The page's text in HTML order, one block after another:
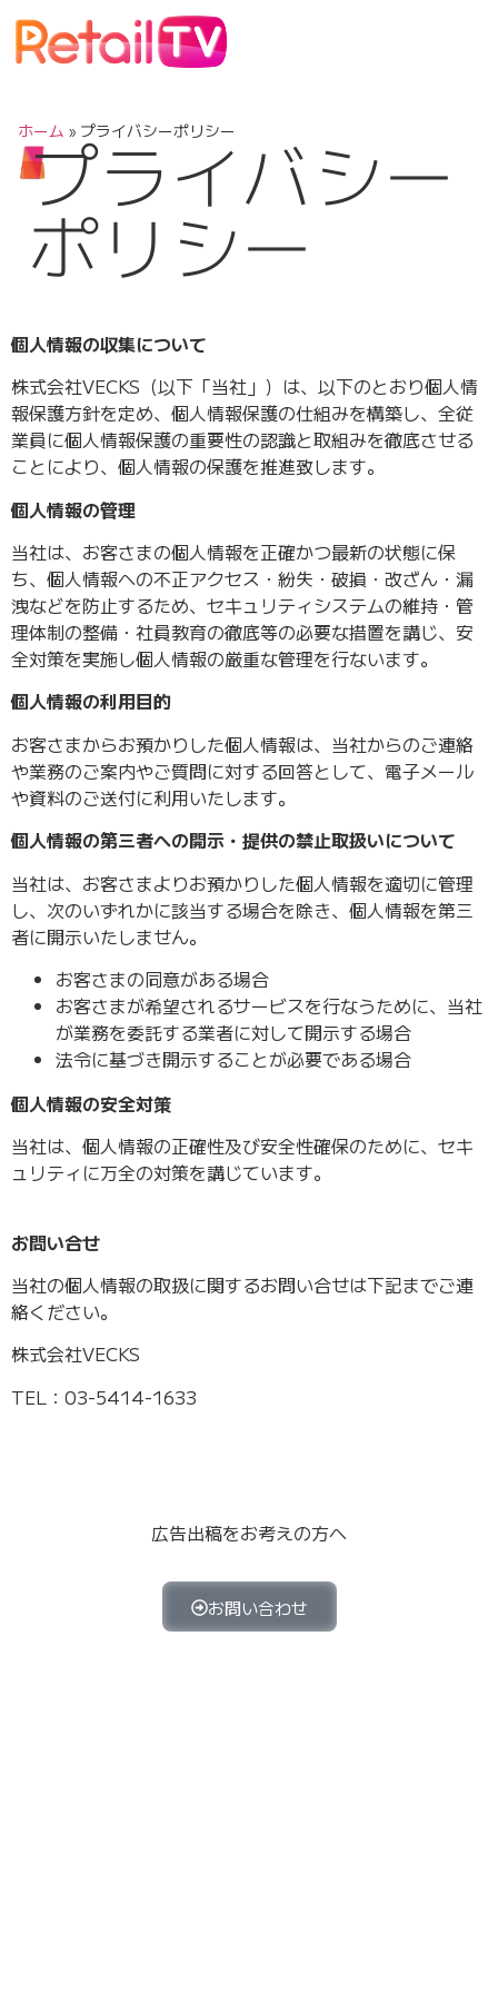
ホーム » プライバシーポリシー
プライバシー
ポリシー
個人情報の収集について
株式会社VECKS（以下「当社」）は、以下のとおり個人情
報保護方針を定め、個人情報保護の仕組みを構築し、全従
業員に個人情報保護の重要性の認識と取組みを徹底させる
ことにより、個人情報の保護を推進致します。
個人情報の管理
当社は、お客さまの個人情報を正確かつ最新の状態に保
ち、個人情報への不正アクセス・紛失・破損・改ざん・漏
洩などを防止するため、セキュリティシステムの維持・管
理体制の整備・社員教育の徹底等の必要な措置を講じ、安
全対策を実施し個人情報の厳重な管理を行ないます。
個人情報の利用目的
お客さまからお預かりした個人情報は、当社からのご連絡
や業務のご案内やご質問に対する回答として、電子メール
や資料のご送付に利用いたします。
個人情報の第三者への開示・提供の禁止取扱いについて
当社は、お客さまよりお預かりした個人情報を適切に管理
し、次のいずれかに該当する場合を除き、個人情報を第三
者に開示いたしません。
お客さまの同意がある場合
お客さまが希望されるサービスを行なうために、当社
が業務を委託する業者に対して開示する場合
法令に基づき開示することが必要である場合
個人情報の安全対策
当社は、個人情報の正確性及び安全性確保のために、セキ
ュリティに万全の対策を講じています。
お問い合せ
当社の個人情報の取扱に関するお問い合せは下記までご連
絡ください。
株式会社VECKS
TEL：03-5414-1633
広告出稿をお考えの方へ
お問い合わせ